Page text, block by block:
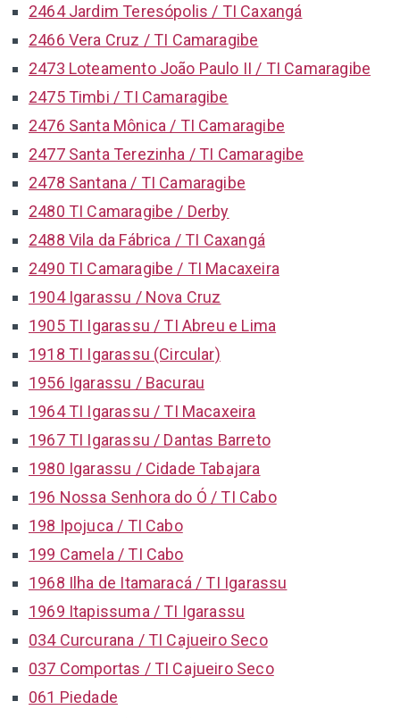
2464 Jardim Teresópolis / TI Caxangá
2466 Vera Cruz / TI Camaragibe
2473 Loteamento João Paulo II / TI Camaragibe
2475 Timbi / TI Camaragibe
2476 Santa Mônica / TI Camaragibe
2477 Santa Terezinha / TI Camaragibe
2478 Santana / TI Camaragibe
2480 TI Camaragibe / Derby
2488 Vila da Fábrica / TI Caxangá
2490 TI Camaragibe / TI Macaxeira
1904 Igarassu / Nova Cruz
1905 TI Igarassu / TI Abreu e Lima
1918 TI Igarassu (Circular)
1956 Igarassu / Bacurau
1964 TI Igarassu / TI Macaxeira
1967 TI Igarassu / Dantas Barreto
1980 Igarassu / Cidade Tabajara
196 Nossa Senhora do Ó / TI Cabo
198 Ipojuca / TI Cabo
199 Camela / TI Cabo
1968 Ilha de Itamaracá / TI Igarassu
1969 Itapissuma / TI Igarassu
034 Curcurana / TI Cajueiro Seco
037 Comportas / TI Cajueiro Seco
061 Piedade